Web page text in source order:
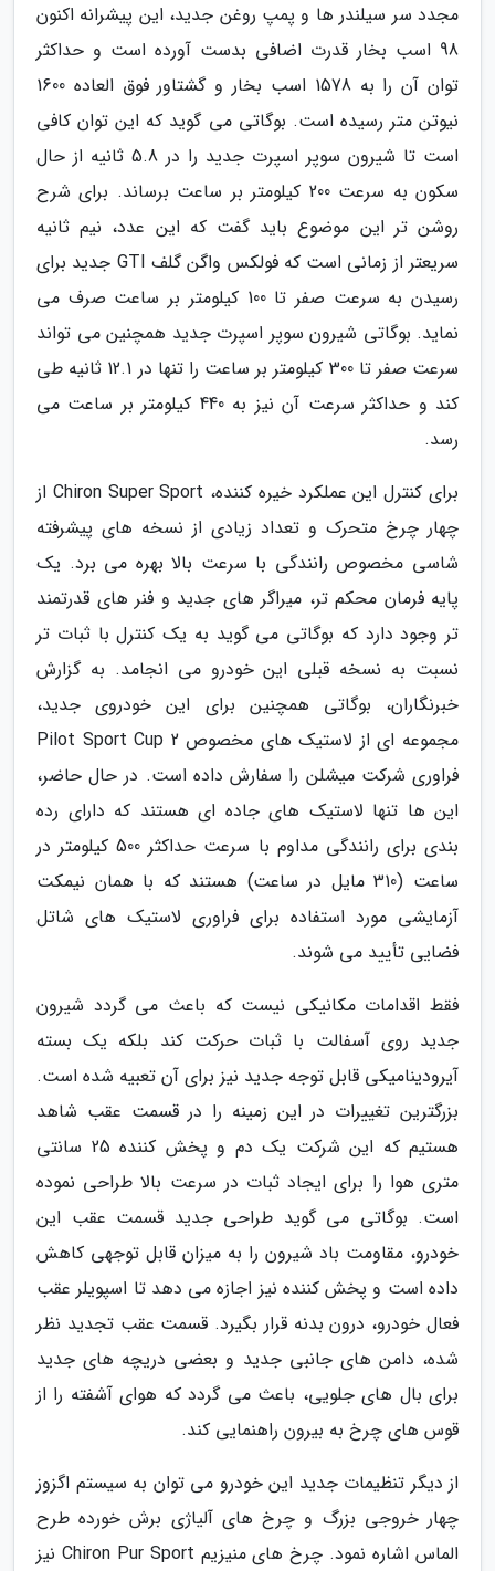
مجدد سر سیلندر ها و پمپ روغن جدید، این پیشرانه اکنون
98 اسب بخار قدرت اضافی بدست آورده است و حداکثر
توان آن را به 1578 اسب بخار و گشتاور فوق العاده 1600
نیوتن متر رسیده است. بوگاتی می گوید که این توان کافی
است تا شیرون سوپر اسپرت جدید را در 5.8 ثانیه از حال
سکون به سرعت 200 کیلومتر بر ساعت برساند. برای شرح
روشن تر این موضوع باید گفت که این عدد، نیم ثانیه
سریعتر از زمانی است که فولکس واگن گلف GTI جدید برای
رسیدن به سرعت صفر تا 100 کیلومتر بر ساعت صرف می
نماید. بوگاتی شیرون سوپر اسپرت جدید همچنین می تواند
سرعت صفر تا 300 کیلومتر بر ساعت را تنها در 12.1 ثانیه طی
کند و حداکثر سرعت آن نیز به 440 کیلومتر بر ساعت می
رسد.
برای کنترل این عملکرد خیره کننده، Chiron Super Sport از
چهار چرخ متحرک و تعداد زیادی از نسخه های پیشرفته
شاسی مخصوص رانندگی با سرعت بالا بهره می برد. یک
پایه فرمان محکم تر، میراگر های جدید و فنر های قدرتمند
تر وجود دارد که بوگاتی می گوید به یک کنترل با ثبات تر
نسبت به نسخه قبلی این خودرو می انجامد. به گزارش
خبرنگاران، بوگاتی همچنین برای این خودروی جدید،
مجموعه ای از لاستیک های مخصوص Pilot Sport Cup 2
فراوری شرکت میشلن را سفارش داده است. در حال حاضر،
این ها تنها لاستیک های جاده ای هستند که دارای رده
بندی برای رانندگی مداوم با سرعت حداکثر 500 کیلومتر در
ساعت (310 مایل در ساعت) هستند که با همان نیمکت
آزمایشی مورد استفاده برای فراوری لاستیک های شاتل
فضایی تأیید می شوند.
فقط اقدامات مکانیکی نیست که باعث می گردد شیرون
جدید روی آسفالت با ثبات حرکت کند بلکه یک بسته
آیرودینامیکی قابل توجه جدید نیز برای آن تعبیه شده است.
بزرگترین تغییرات در این زمینه را در قسمت عقب شاهد
هستیم که این شرکت یک دم و پخش کننده 25 سانتی
متری هوا را برای ایجاد ثبات در سرعت بالا طراحی نموده
است. بوگاتی می گوید طراحی جدید قسمت عقب این
خودرو، مقاومت باد شیرون را به میزان قابل توجهی کاهش
داده است و پخش کننده نیز اجازه می دهد تا اسپویلر عقب
فعال خودرو، درون بدنه قرار بگیرد. قسمت عقب تجدید نظر
شده، دامن های جانبی جدید و بعضی دریچه های جدید
برای بال های جلویی، باعث می گردد که هوای آشفته را از
قوس های چرخ به بیرون راهنمایی کند.
از دیگر تنظیمات جدید این خودرو می توان به سیستم اگزوز
چهار خروجی بزرگ و چرخ های آلیاژی برش خورده طرح
الماس اشاره نمود. چرخ های منیزیم Chiron Pur Sport نیز